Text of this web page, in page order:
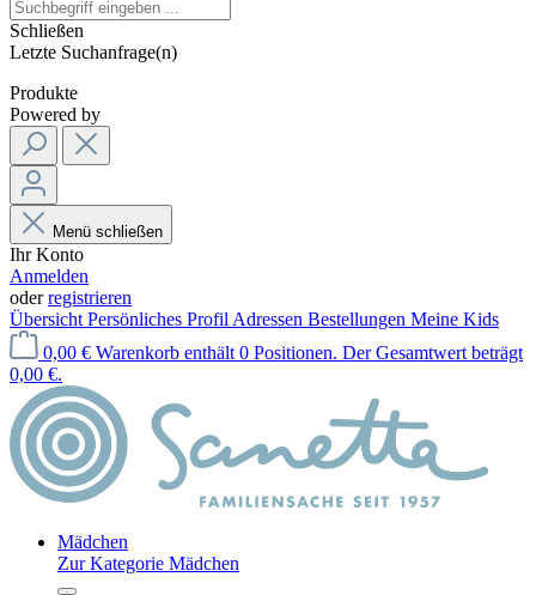
Schließen
Letzte Suchanfrage(n)
Produkte
Powered by
Menü schließen
Ihr Konto
Anmelden
oderregistrieren
Übersicht Persönliches Profil Adressen Bestellungen Meine Kids
0,00 € Warenkorb enthält 0 Positionen. Der Gesamtwert beträgt
0,00 €.
Mädchen
Zur Kategorie Mädchen